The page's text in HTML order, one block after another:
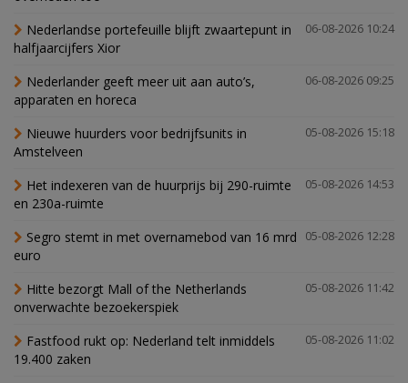
06-08-2026 10:24
Nederlandse portefeuille blijft zwaartepunt in
halfjaarcijfers Xior
06-08-2026 09:25
Nederlander geeft meer uit aan auto’s,
apparaten en horeca
05-08-2026 15:18
Nieuwe huurders voor bedrijfsunits in
Amstelveen
05-08-2026 14:53
Het indexeren van de huurprijs bij 290-ruimte
en 230a-ruimte
05-08-2026 12:28
Segro stemt in met overnamebod van 16 mrd
euro
05-08-2026 11:42
Hitte bezorgt Mall of the Netherlands
onverwachte bezoekerspiek
05-08-2026 11:02
Fastfood rukt op: Nederland telt inmiddels
19.400 zaken